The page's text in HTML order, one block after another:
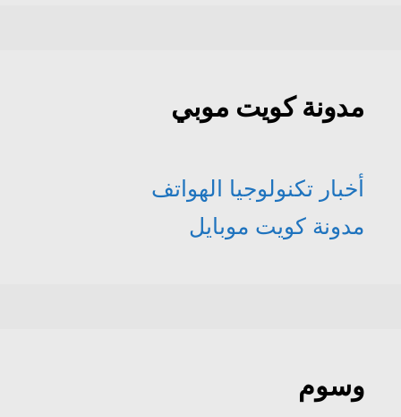
مدونة كويت موبي
أخبار تكنولوجيا الهواتف
مدونة كويت موبايل
وسوم